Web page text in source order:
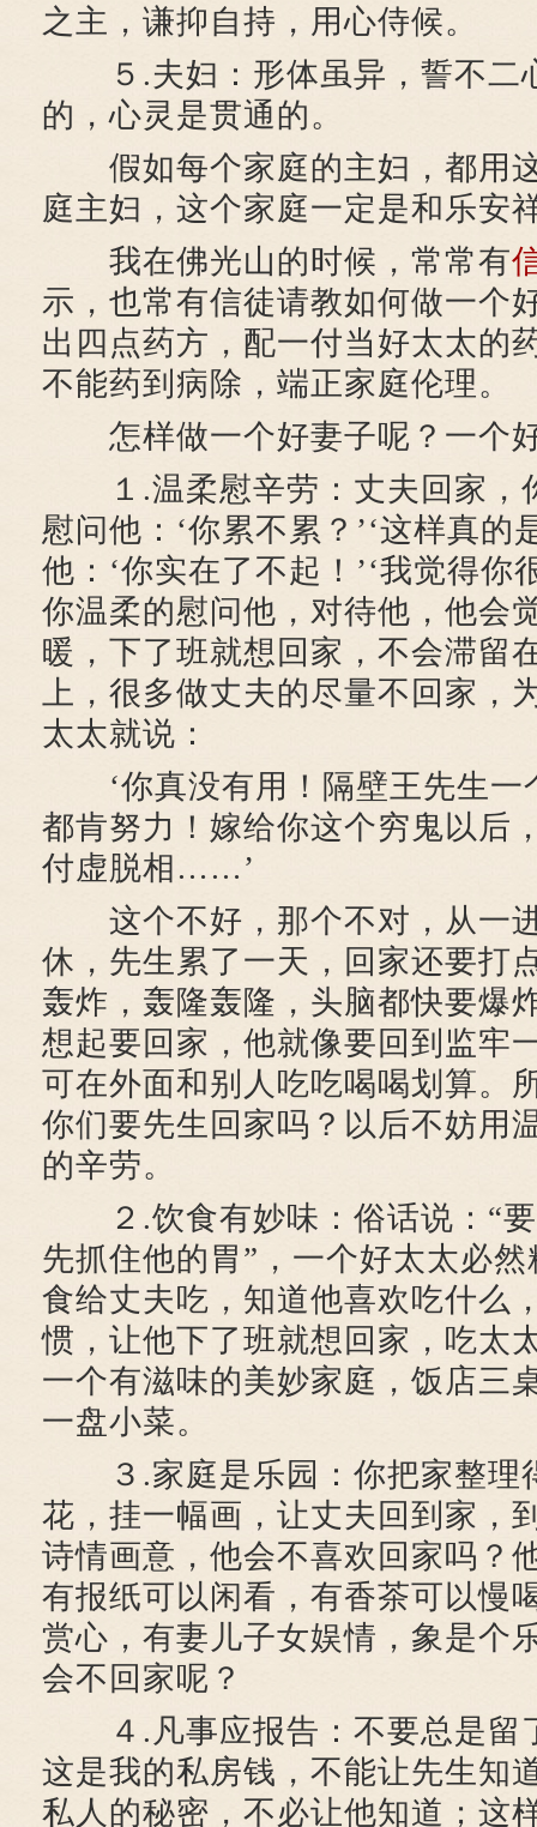
之主，谦抑自持，用心侍候。
５.夫妇：形体虽异，誓不二
的，心灵是贯通的。
假如每个家庭的主妇，都用
庭主妇，这个家庭一定是和乐安
我在佛光山的时候，常常有
示，也常有信徒请教如何做一个
出四点药方，配一付当好太太的
不能药到病除，端正家庭伦理。
怎样做一个好妻子呢？一个
１.温柔慰辛劳：丈夫回家，
慰问他：‘你累不累？’‘这样真的
他：‘你实在了不起！’‘我觉得你
你温柔的慰问他，对待他，他会
暖，下了班就想回家，不会滞留
上，很多做丈夫的尽量不回家，
太太就说：
‘你真没有用！隔壁王先生一
都肯努力！嫁给你这个穷鬼以后
付虚脱相……’
这个不好，那个不对，从一
休，先生累了一天，回家还要打
轰炸，轰隆轰隆，头脑都快要爆
想起要回家，他就像要回到监牢
可在外面和别人吃吃喝喝划算。
你们要先生回家吗？以后不妨用
的辛劳。
２.饮食有妙味：俗话说：“要
先抓住他的胃”，一个好太太必
食给丈夫吃，知道他喜欢吃什么
惯，让他下了班就想回家，吃太
一个有滋味的美妙家庭，饭店三
一盘小菜。
３.家庭是乐园：你把家整理
花，挂一幅画，让丈夫回到家，
诗情画意，他会不喜欢回家吗？
有报纸可以闲看，有香茶可以慢
赏心，有妻儿子女娱情，象是个
会不回家呢？
４.凡事应报告：不要总是留
这是我的私房钱，不能让先生知
私人的秘密，不必让他知道；这